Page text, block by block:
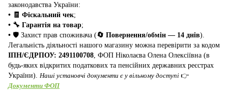
законодавства України:
• 🧾 Фіскальний чек;
• 🔧 Гарантія на товар;
• 🛡️ Захист прав споживача (🔄 Повернення/обмін — 14 днів).
Легальність діяльності нашого магазину можна перевірити за кодом
ІПН/ЄДРПОУ: 2491100708 , ФОП Ніколаєва Олена Олексіївна (в
будь-яких відкритих податкових та пенсійних державних реєстрах
України). Наші установчі документи є у вільному доступі 👉
Документи ФОП